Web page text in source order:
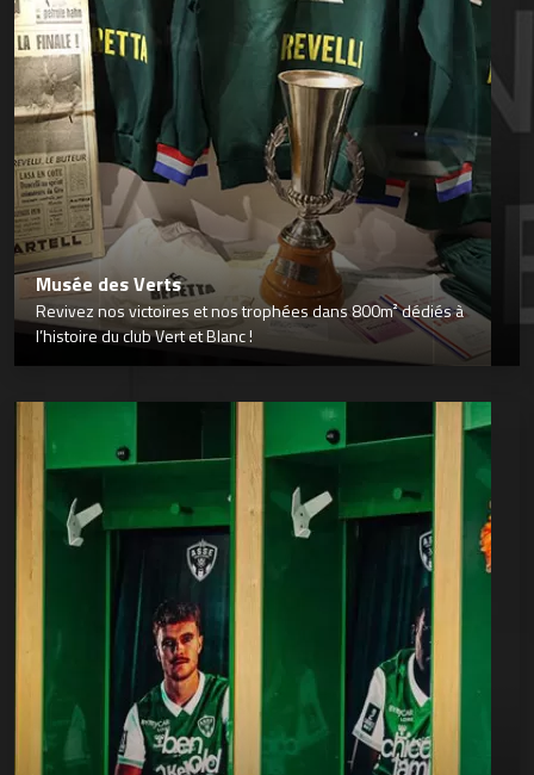
Musée des Verts
Revivez nos victoires et nos trophées dans 800m² dédiés à
l’histoire du club Vert et Blanc !